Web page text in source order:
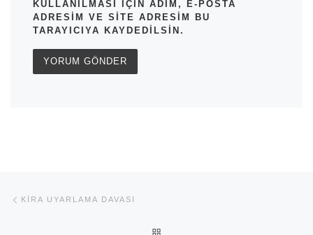
KULLANILMASI IÇIN ADIM, E-POSTA
ADRESIM VE SITE ADRESIM BU
TARAYICIYA KAYDEDILSIN.
KIRA UYARLAMA DAVASI